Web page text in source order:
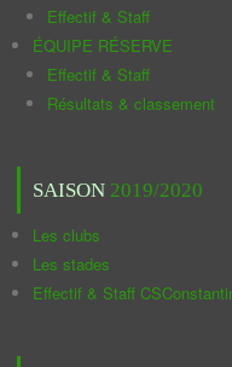
Effectif & Staff
ÉQUIPE RÉSERVE
Effectif & Staff
Résultats & classement
SAISON 2019/2020
Les clubs
Les stades
Effectif & Staff